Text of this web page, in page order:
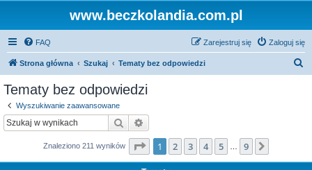
www.beczkolandia.com.pl
FAQ Zaloguj się
Zarejestruj się
Strona główna Szukaj Tematy bez odpowiedzi
Tematy bez odpowiedzi
Wyszukiwanie zaawansowane
Szukaj
Znaleziono 211 wyników Strona z9
1 2 3 4 5 9